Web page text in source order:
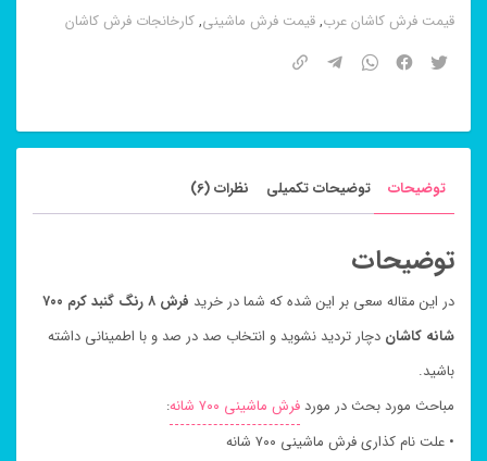
کاشان
قیمت فرش کاشان عرب,قیمت فرش ماشینی,کارخانجات فرش کاشان
توضیحات توضیحات تکمیلی نظرات (6)
توضیحات
در این مقاله سعی بر این شده که شما در خرید
فرش ۸ رنگ گنبد کرم ۷۰۰
شانه کاشان دچار تردید نشوید و انتخاب صد در صد و با اطمینانی داشته
باشید.
مباحث مورد بحث در موردفرش ماشینی ۷۰۰ شانه
:
• علت نام کذاری فرش ماشینی ۷۰۰ شانه